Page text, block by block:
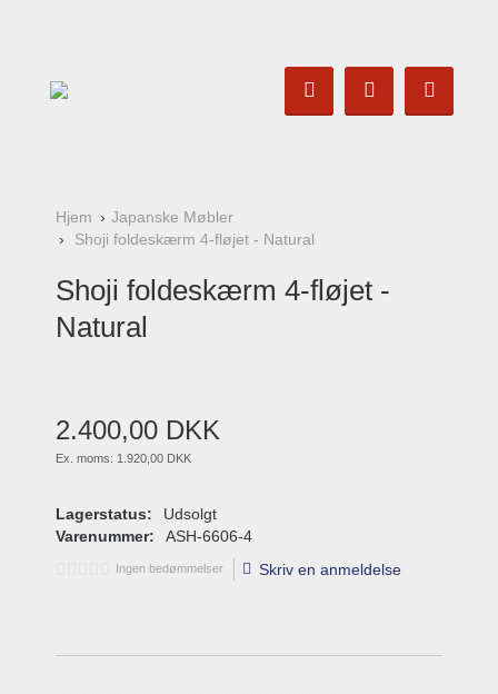
Hjem
Japanske Møbler
Shoji foldeskærm 4-fløjet - Natural
Shoji foldeskærm 4-fløjet -
Natural
2.400,00 DKK
Ex. moms: 1.920,00 DKK
Lagerstatus:
Udsolgt
Varenummer:
ASH-6606-4
Ingen bedømmelser Skriv en anmeldelse